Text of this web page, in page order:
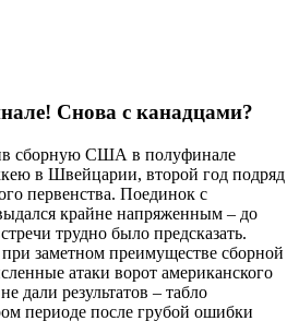
Снова с канадцами?
сборную США в полуфинале
в Швейцарии, второй год подряд
первенства. Поединок с
крайне напряженным – до
трудно было предсказать.
заметном преимуществе сборной
атаки ворот американского
дали результатов – табло
периоде после грубой ошибки